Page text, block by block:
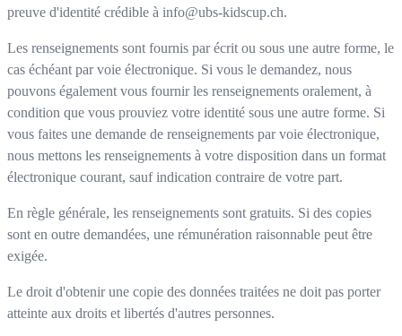
preuve d'identité crédible à info@ubs-kidscup.ch.
Les renseignements sont fournis par écrit ou sous une autre forme, le
cas échéant par voie électronique. Si vous le demandez, nous
pouvons également vous fournir les renseignements oralement, à
condition que vous prouviez votre identité sous une autre forme. Si
vous faites une demande de renseignements par voie électronique,
nous mettons les renseignements à votre disposition dans un format
électronique courant, sauf indication contraire de votre part.
En règle générale, les renseignements sont gratuits. Si des copies
sont en outre demandées, une rémunération raisonnable peut être
exigée.
Le droit d'obtenir une copie des données traitées ne doit pas porter
atteinte aux droits et libertés d'autres personnes.